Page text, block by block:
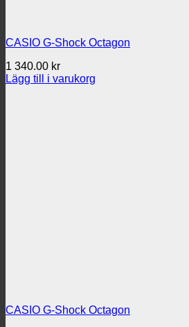
CASIO G-Shock Octagon
1 340.00 kr
Lägg till i varukorg
CASIO G-Shock Octagon